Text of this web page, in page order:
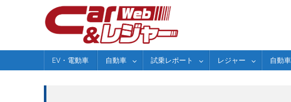
EV・電動車 自動車 試乗レポート レジャー 自動